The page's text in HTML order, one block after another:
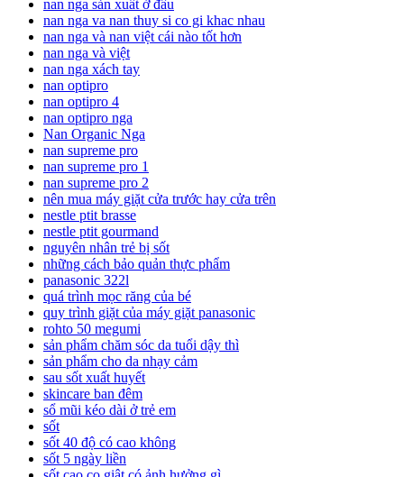
nan nga sản xuất ở đâu
nan nga va nan thuy si co gi khac nhau
nan nga và nan việt cái nào tốt hơn
nan nga và việt
nan nga xách tay
nan optipro
nan optipro 4
nan optipro nga
Nan Organic Nga
nan supreme pro
nan supreme pro 1
nan supreme pro 2
nên mua máy giặt cửa trước hay cửa trên
nestle ptit brasse
nestle ptit gourmand
nguyên nhân trẻ bị sốt
những cách bảo quản thực phẩm
panasonic 322l
quá trình mọc răng của bé
quy trình giặt của máy giặt panasonic
rohto 50 megumi
sản phẩm chăm sóc da tuổi dậy thì
sản phẩm cho da nhạy cảm
sau sốt xuất huyết
skincare ban đêm
sổ mũi kéo dài ở trẻ em
sốt
sốt 40 độ có cao không
sốt 5 ngày liền